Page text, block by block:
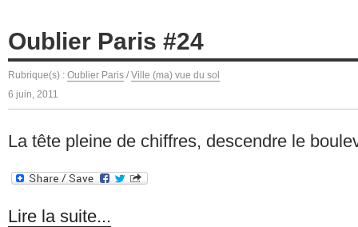
Oublier Paris #24
Rubrique(s) : Oublier Paris / Ville (ma) vue du sol
6 juin, 2011
La tête pleine de chiffres, descendre le
Lire la suite...